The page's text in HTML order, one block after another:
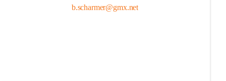
b.scharmer@gmx.net